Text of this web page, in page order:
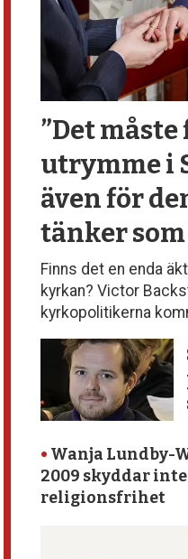
”Det
utrymmei
även för
tänker som
Finns det en enda
kyrkan? Victor
kyrkopolitikerna
• Wanja Lundby-
2009 skyddar
religionsfrihet